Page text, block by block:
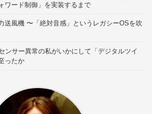
ワード制御」を実装するまで
送風機 〜「絶対音感」というレガシーOSを吹
ンサー異常の私がいかにして「デジタルツイ
ったか